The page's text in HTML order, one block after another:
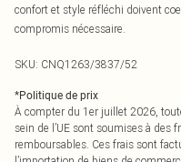
confort et style réfléchi doivent
compromis nécessaire.
SKU: CNQ1263/3837/52
*Politique de prix
À compter du 1er juillet 2026,
sein de l’UE sont soumises à des
remboursables. Ces frais sont